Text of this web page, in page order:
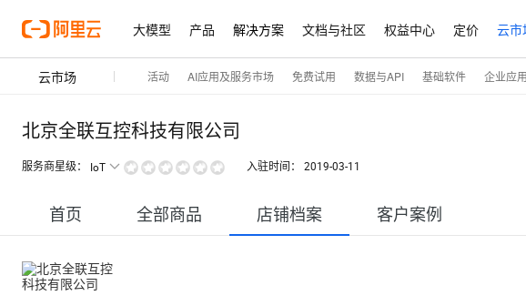
大模型 产品 解决方案 文档与社区 权益中心 定价 云市
云市场 活动 AI应用及服务市场 免费试用 数据与API 基础软件 企业应用
北京全联互控科技有限公司
服务商星级： IoT 入驻时间： 2019-03-11
首页 全部商品 店铺档案 客户案例